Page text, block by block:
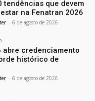
tendências que devem
estar na Fenatran 2026
- 6 de agosto de 2026
abre credenciamento
histórico de
- 6 de agosto de 2026